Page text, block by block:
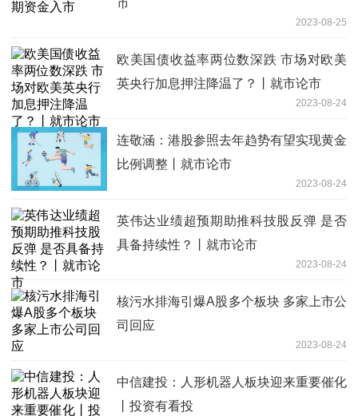
2023-08-25
欧美国债收益率两位数深跌 市场对欧美
英央行加息押注降温了？丨就市论市
2023-08-24
连敬涵：港股参照去年趋势有望实现黄金
比例调整丨就市论市
2023-08-24
英伟达业绩超预期助推科技股反弹 是否
具备持续性？丨就市论市
2023-08-24
核污水排海引爆A股多个板块 多家上市公
司回应
2023-08-24
中信建投：人形机器人板块迎来重要催化
丨投资有看投